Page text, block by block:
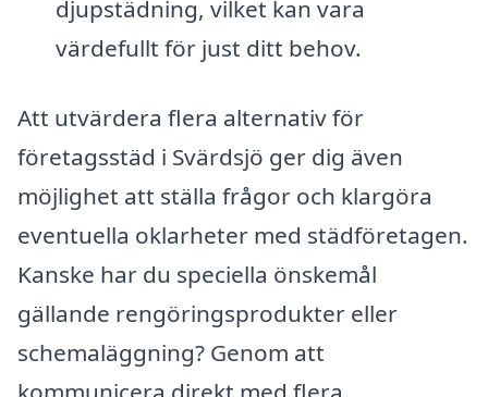
djupstädning, vilket kan vara
värdefullt för just ditt behov.
Att utvärdera flera alternativ för
företagsstäd i Svärdsjö ger dig även
möjlighet att ställa frågor och klargöra
eventuella oklarheter med städföretagen.
Kanske har du speciella önskemål
gällande rengöringsprodukter eller
schemaläggning? Genom att